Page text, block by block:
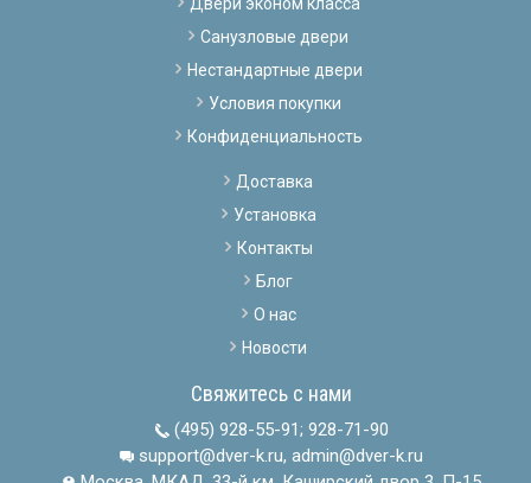
Санузловые двери
Нестандартные двери
Условия покупки
Конфиденциальность
Доставка
Установка
Контакты
Блог
О нас
Новости
Свяжитесь с нами
(495) 928-55-91; 928-71-90
support@dver-k.ru, admin@dver-k.ru